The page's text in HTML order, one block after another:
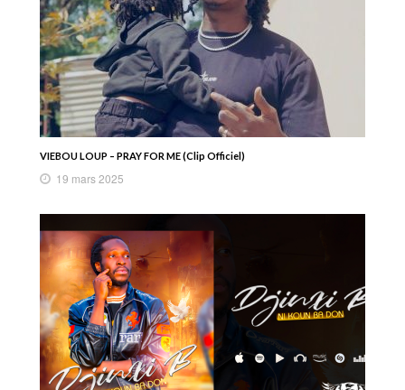
VIEBOU LOUP – PRAY FOR ME (Clip Officiel)
19 mars 2025